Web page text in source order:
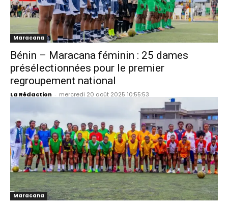
Maracana
Bénin – Maracana féminin : 25 dames
présélectionnées pour le premier
regroupement national
La Rédaction - mercredi 20 août 2025 10:55:53
Maracana